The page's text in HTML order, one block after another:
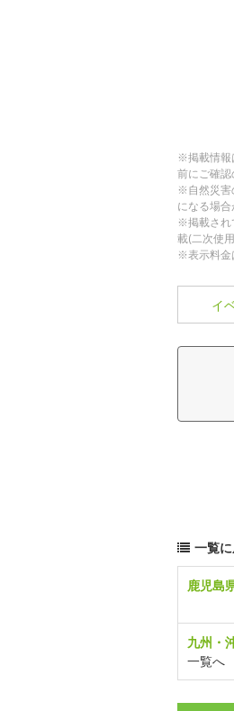
※掲載情報
前にご確認
※自然災害
になる場合
※掲載され
載(二次使
※表示料金
イ
一覧
鹿児島
九州・
一覧へ